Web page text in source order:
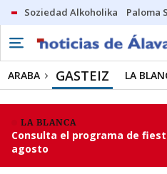
Soziedad Alkoholika Paloma
ARABA GASTEIZ LA
LA BLANCA
Consulta el programa de
agosto